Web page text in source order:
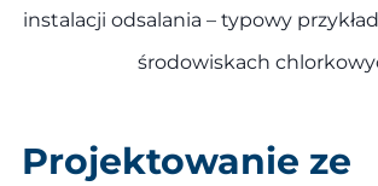
instalacji odsalania – typowy
środowiskach
Projektowanie ze